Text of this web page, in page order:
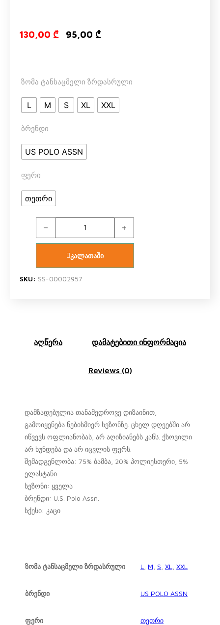
130,00 ₾ Original price
95,00 ₾Current
ზომა ტანსაცმელი ზრდასრული
L M S XL XXL
ბრენდი
US POLO ASSN
ფერი
თეთრი
U.S. Polo Assn. 18468 კაცის პულოვერი (თეთრი)
კალათაში
SKU: SS-00002957
აღწერა დამატებითი ინფორმაცია
Reviews (0)
დამზადებულია თანამედროვე დიზაინით,
გამოიყენება ნებისმიერ სეზონზე. ცხელ დღეებში არ
იწვევს ოფლიანობას, არ აღიზიანებს კანს. ქსოვილი
არ ხუნდება და არ იცვლის ფერს.
შემადგენლობა: 75% ბამბა, 20% პოლიესთერი, 5%
ელასტანი
სეზონი: ყველა
ბრენდი: U.S. Polo Assn.
სქესი: კაცი
ზომა ტანსაცმელი ზრდასრული L M S XL XXL
ბრენდი US POLO ASSN
ფერი თეთრი